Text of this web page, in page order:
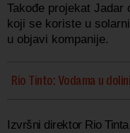
Takođe projekat
koji se koriste u
u objavi kompanije.
Rio Tinto: Vodama u
Izvršni direktor Rio